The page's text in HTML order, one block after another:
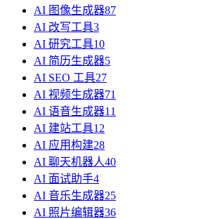
AI 图像生成器87
AI 改写工具3
AI 研究工具10
AI 简历生成器5
AI SEO 工具27
AI 视频生成器71
AI 语音生成器11
AI 建站工具12
AI 应用构建28
AI 聊天机器人40
AI 面试助手4
AI 音乐生成器25
AI 照片编辑器36